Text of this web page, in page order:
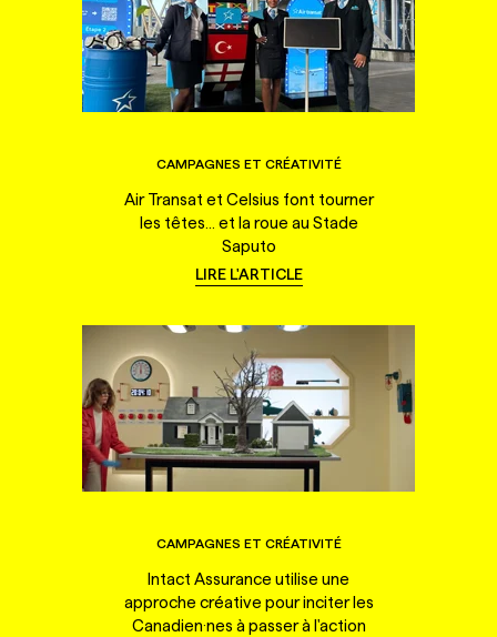
CAMPAGNES ET CRÉATIVITÉ
Air Transat et Celsius font tourner
les têtes... et la roue au Stade
Saputo
LIRE L'ARTICLE
CAMPAGNES ET CRÉATIVITÉ
Intact Assurance utilise une
approche créative pour inciter les
Canadien·nes à passer à l'action